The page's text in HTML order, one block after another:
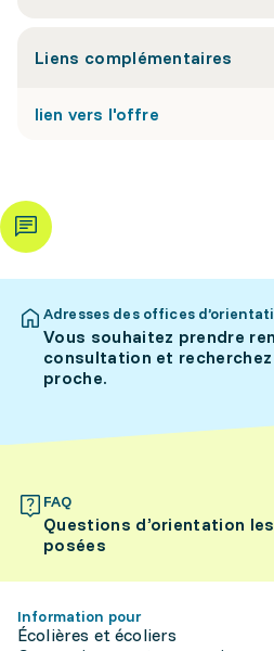
Liens complémentaires
lien vers l'offre
Adresses des offices
Vous souhaitez prendre
consultation et
proche.
FAQ
Questions d’orientation
posées
Information pour
Écolières et écoliers